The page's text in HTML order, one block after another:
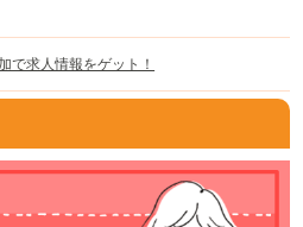
で求人情報をゲット！